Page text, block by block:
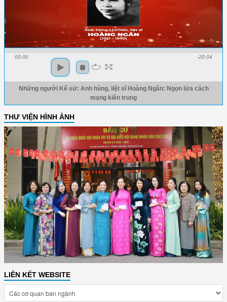
00:00 -20:04
Những người Kể sử: Anh hùng, liệt sĩ Hoàng Ngân: Ngọn lửa cách
mạng kiên trung
THƯ VIỆN HÌNH ẢNH
LIÊN KẾT WEBSITE